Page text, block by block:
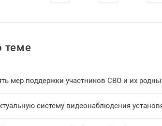
теме
мер поддержки участников СВО и их
систему видеонаблюдения